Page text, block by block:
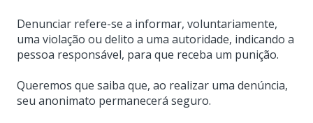
Denunciar refere-se a informar, voluntariamente,
uma violação ou delito a uma autoridade, indicando a
pessoa responsável, para que receba um punição.
Queremos que saiba que, ao realizar uma denúncia,
seu anonimato permanecerá seguro.